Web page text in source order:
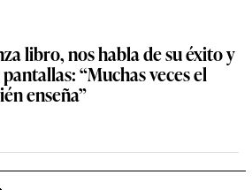
libro, nos habla de su éxito y
“Muchas veces el
enseña”